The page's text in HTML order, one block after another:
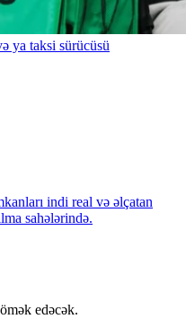
ya taksi sürücüsü
indi real və əlçatan
sahələrində.
edəcək.